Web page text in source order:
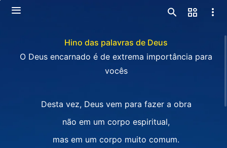
Hino das palavras de Deus
O Deus encarnado é de extrema importância para
vocês
Desta vez, Deus vem para fazer a obra
não em um corpo espiritual,
mas em um corpo muito comum.